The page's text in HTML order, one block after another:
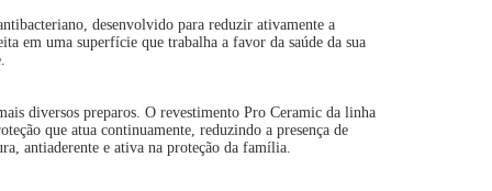
desenvolvido para reduzir ativamente a
em uma superfície que trabalha a favor da saúde da sua
diversos preparos. O revestimento Pro Ceramic da linha
que atua continuamente, reduzindo a presença de
antiaderente e ativa na proteção da família.